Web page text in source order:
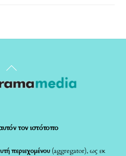
Back
To
τον ιστότοπο
περιεχομένου (aggregator), ως εκ